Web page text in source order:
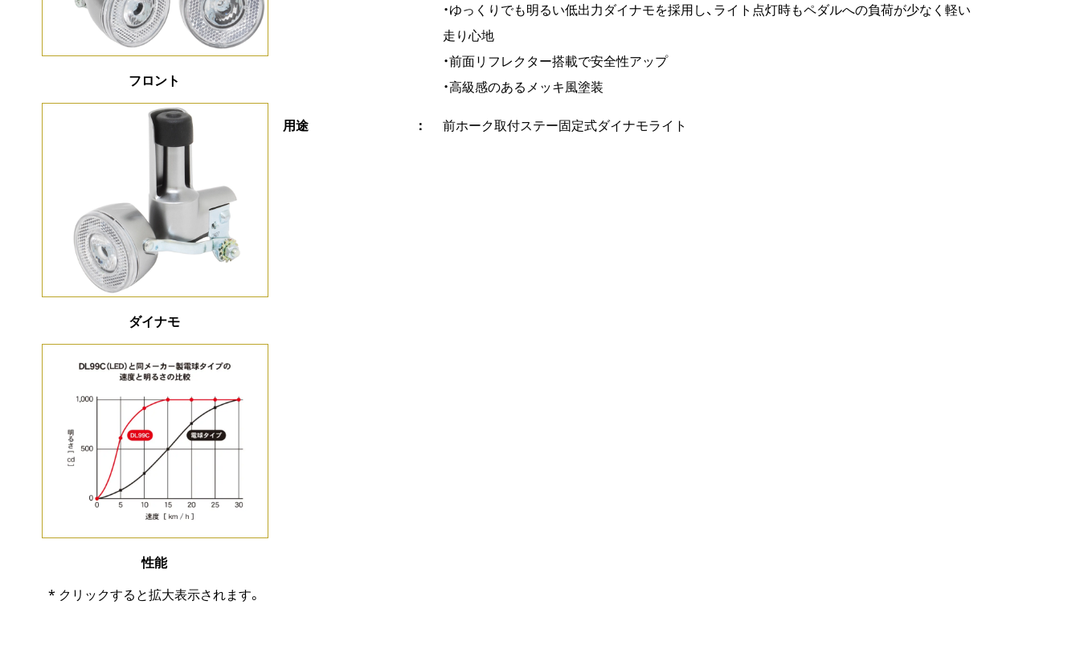
フロント
ダイナモ
性能
* クリックすると拡大表示されます。
・ゆっくりでも明るい低出力ダイナモを採用し、ライト点灯時もペダルへの負荷が少なく軽い
走り心地
・前面リフレクター搭載で安全性アップ
・高級感のあるメッキ風塗装
用途 前ホーク取付ステー固定式ダイナモライト